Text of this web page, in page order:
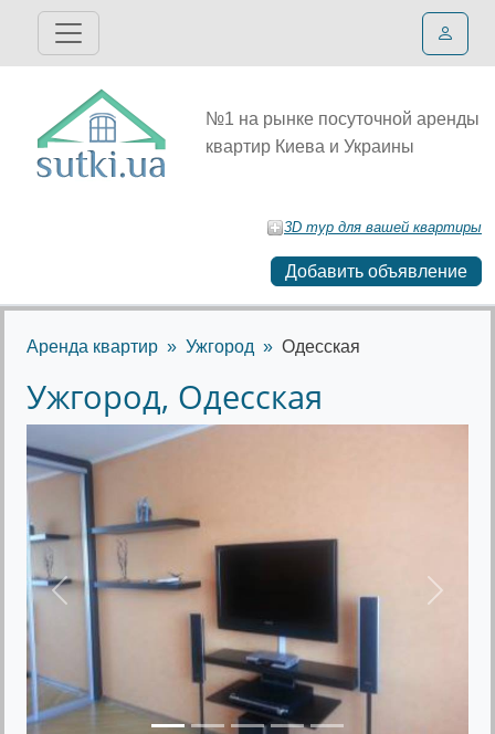
№1 на рынке посуточной аренды
квартир Киева и Украины
3D тур для вашей квартиры
Добавить объявление
Аренда квартир Ужгород Одесская
Ужгород, Одесская
Предыдущее